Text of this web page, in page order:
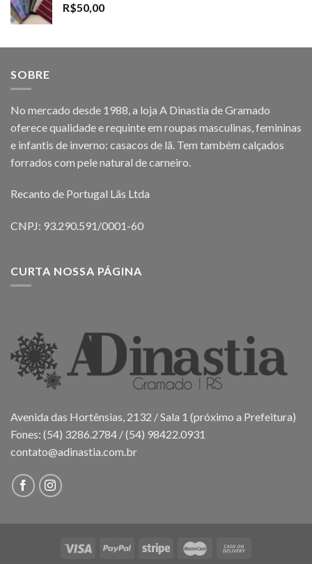
R$50,00
SOBRE
No mercado desde 1988, a loja A Dinastia de Gramado
oferece qualidade e requinte em roupas masculinas, femininas
e infantis de inverno: casacos de lã. Tem também calçados
forrados com pele natural de carneiro.
Recanto de Portugal Lãs Ltda
CNPJ: 93.290.591/0001-60
CURTA NOSSA PÁGINA
Avenida das Hortênsias, 2132 / Sala 1 (próximo a Prefeitura)
Fones: (54) 3286.2784 / (54) 98422.0931
contato@adinastia.com.br